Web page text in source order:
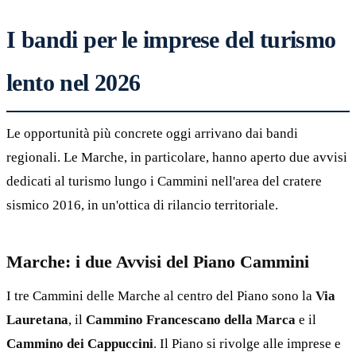
I bandi per le imprese del turismo
lento nel 2026
Le opportunità più concrete oggi arrivano dai bandi
regionali. Le Marche, in particolare, hanno aperto due avvisi
dedicati al turismo lungo i Cammini nell'area del cratere
sismico 2016, in un'ottica di rilancio territoriale.
Marche: i due Avvisi del Piano Cammini
I tre Cammini delle Marche al centro del Piano sono la Via
Lauretana, il Cammino Francescano della Marca e il
Cammino dei Cappuccini. Il Piano si rivolge alle imprese e